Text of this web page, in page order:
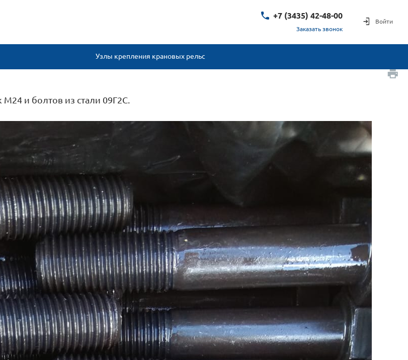
+7 (3435) 42-48-00
Заказать звонок
Войти
Узлы крепления крановых рельс
и болтов из стали 09Г2С.